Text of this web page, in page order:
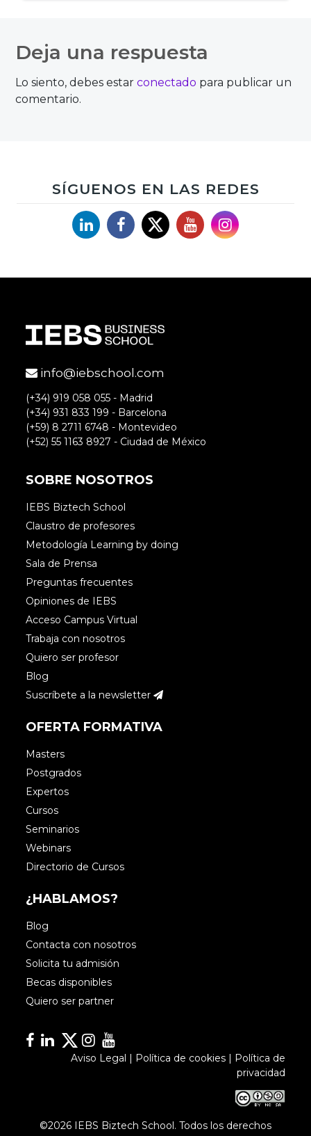
de
entradas
Deja una respuesta
Lo siento, debes estarconectado para publicar un
comentario.
SÍGUENOS EN LAS REDES
LinkedinFacebook
X YouTubeInstagram
info@iebschool.com
(+34) 919 058 055 - Madrid
(+34) 931 833 199 - Barcelona
(+59) 8 2711 6748 - Montevideo
(+52) 55 1163 8927 - Ciudad de México
SOBRE NOSOTROS
IEBS Biztech School
Claustro de profesores
Metodología Learning by doing
Sala de Prensa
Preguntas frecuentes
Opiniones de IEBS
Acceso Campus Virtual
Trabaja con nosotros
Quiero ser profesor
Blog
Suscríbete a la newsletter
OFERTA FORMATIVA
Masters
Postgrados
Expertos
Cursos
Seminarios
Webinars
Directorio de Cursos
¿HABLAMOS?
Blog
Contacta con nosotros
Solicita tu admisión
Becas disponibles
Quiero ser partner
Facebook
Linkedin
Linkedin
Instagram
Aviso Legal Política de cookies|
Política de
privacidad
©2026 IEBS Biztech School. Todos los derechos